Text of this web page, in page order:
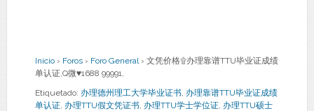
Inicio › Foros › Foro General › 文凭价格۩办理靠谱TTU毕业证成绩
单认证,Q微♥1688 99991,
Etiquetado: 办理德州理工大学毕业证书, 办理靠谱TTU毕业证成绩
单认证, 办理TTU假文凭证书, 办理TTU学士学位证, 办理TTU硕士